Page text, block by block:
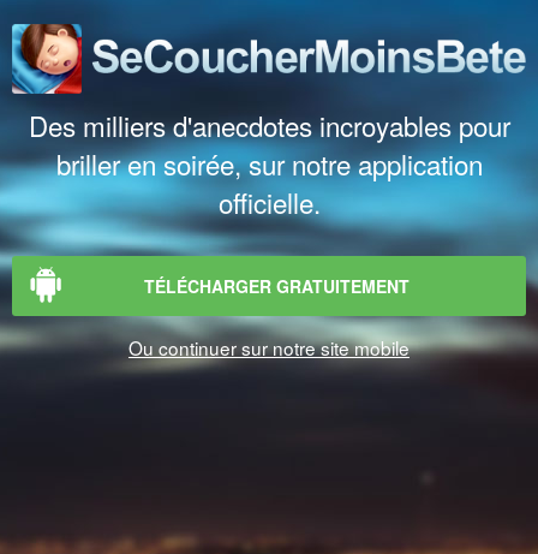
Des milliers d'anecdotes incroyables pour
briller en soirée, sur notre application
officielle.
TÉLÉCHARGER GRATUITEMENT
Ou continuer sur notre site mobile